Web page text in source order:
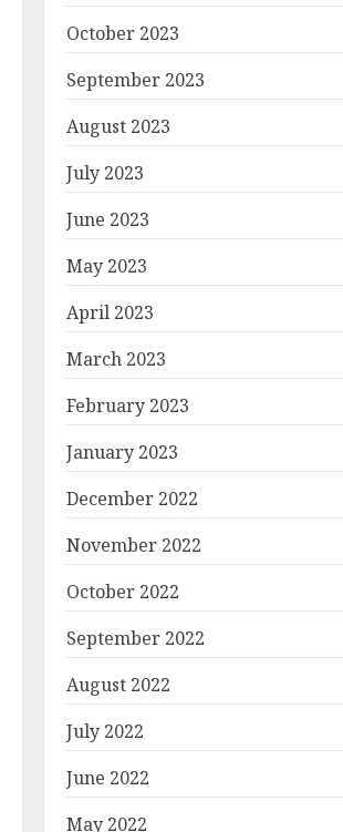
October 2023
September 2023
August 2023
July 2023
June 2023
May 2023
April 2023
March 2023
February 2023
January 2023
December 2022
November 2022
October 2022
September 2022
August 2022
July 2022
June 2022
May 2022